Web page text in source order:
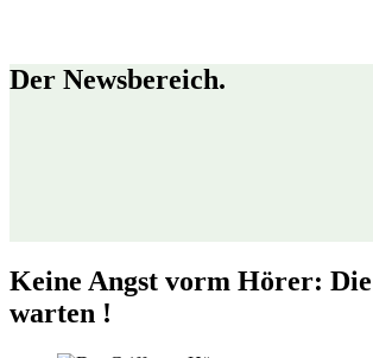
Der Newsbereich.
Keine Angst vorm Hörer:
warten !